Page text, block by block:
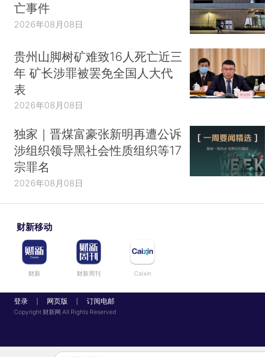
亡事件
2026年08月08日
贵州山脚树矿难致16人死亡近三
年 矿长涉罪被罢免全国人大代
表
2026年08月08日
独家｜晋煤富豪张新明再遭公诉
涉组织领导黑社会性质组织等17
宗罪名
2026年08月08日
财新移动
财新 财新周刊 Caixin
登录 网页版 订阅电邮
Copyright 财新网 All Rights Reserved